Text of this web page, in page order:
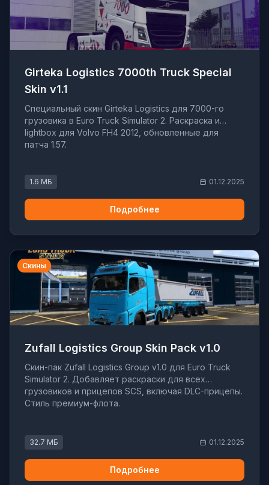
Girteka Logistics 7000th Truck Special
Skin v1.1
Специальный скин Girteka Logistics для 7000-го
грузовика в Euro Truck Simulator 2. Раскраска и
lightbox для Volvo FH4 2012, обновленные для
патча 1.57.
1.6 МБ 01.12.2025
Подробнее
Скины
Zufall Logistics Group Skin Pack v1.0
Скин-пак Zufall Logistics Group v1.0 для Euro Truck
Simulator 2. Добавляет раскраски для всех
грузовиков и прицепов SCS, включая DLC-прицепы.
Стиль премиум-флота.
32.7 МБ 01.12.2025
Подробнее